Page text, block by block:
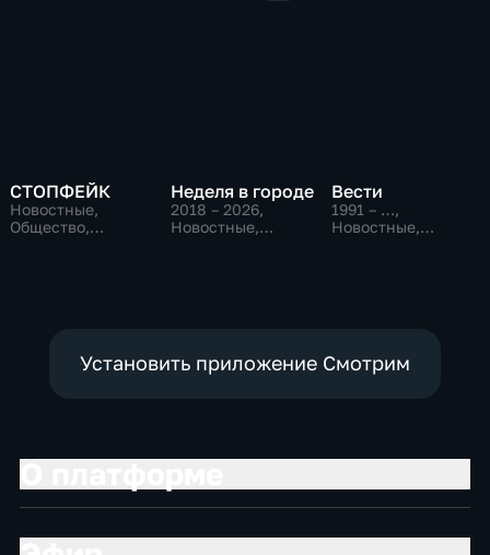
СТОПФЕЙК
Новостные,
Общество,
Неделя в городе
2018 – 2026,
Новостные,
Вести
1991 – …,
Новостные,
Установить приложение Смотрим